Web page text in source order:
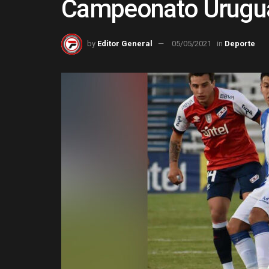
Campeonato
by Editor General 05/05/2021 in Deporte